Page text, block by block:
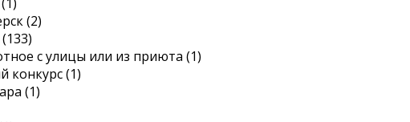
(2)
с улицы или из приюта (1)
конкурс (1)
(1)